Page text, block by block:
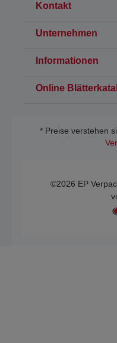
Kontakt
Unternehmen
Informationen
Online
* Preise verstehen
©2026 EP